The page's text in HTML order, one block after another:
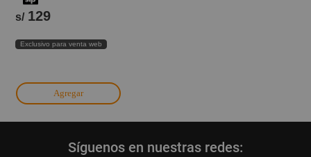
s/ 129
Exclusivo para venta web
Agregar
Síguenos en nuestras redes: